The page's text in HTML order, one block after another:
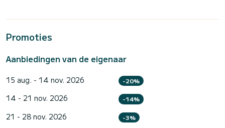
Promoties
Aanbiedingen van de eigenaar
15 aug. - 14 nov. 2026 -20%
14 - 21 nov. 2026 -14%
21 - 28 nov. 2026 -3%